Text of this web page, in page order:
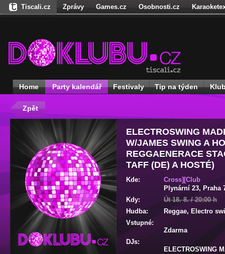
Tiscali.cz Zprávy Games.cz Osobnosti.cz
Receptynadoma.cz
StartupInsider.cz
Home Party kalendář Festivaly Tip na týden
Zpět
ELECTROSWING
W/JAMES SWING A
REGGAENERACE
TAFF (DE) A HOSTÉ)
Kde:
Cross][Club
Plynární 23, Praha
Kdy:
Út 18. 8. / 20:00 h
Hudba:
Reggae, Electro
Vstupné:
Zdarma
DJs:
ELECTROSWING